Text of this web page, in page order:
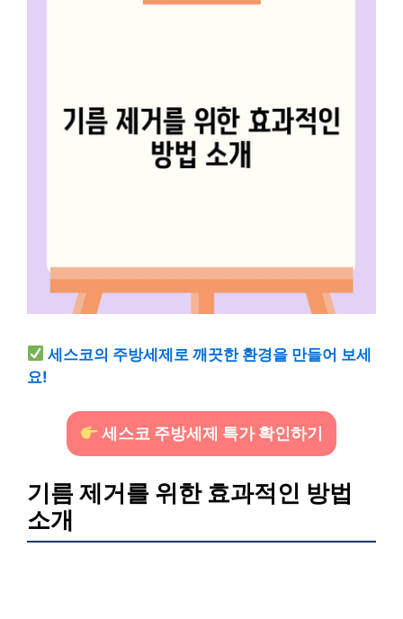
세스코의 주방세제로 깨끗한 환경을 만들어 보세
요!
세스코 주방세제 특가 확인하기
기름 제거를 위한 효과적인 방법
소개